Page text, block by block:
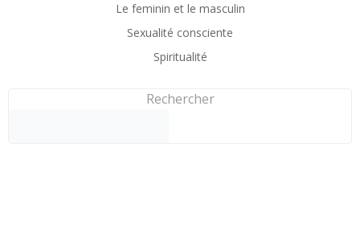
Le feminin et le masculin
Sexualité consciente
Spiritualité
Rechercher